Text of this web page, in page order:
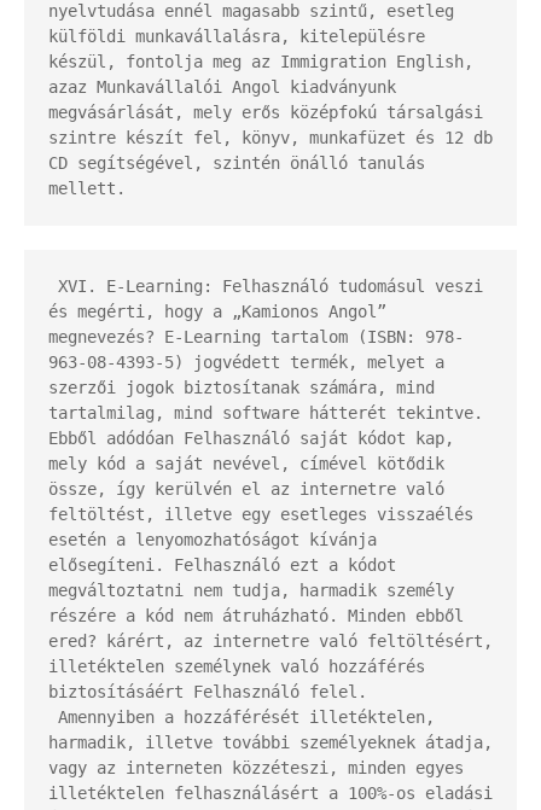
nyelvtudása ennél magasabb szintű, esetleg
külföldi munkavállalásra, kitelepülésre
készül, fontolja meg az Immigration English,
azaz Munkavállalói Angol kiadványunk
megvásárlását, mely erős középfokú társalgási
szintre készít fel, könyv, munkafüzet és 12 db
CD segítségével, szintén önálló tanulás
mellett.
és megérti, hogy a „Kamionos Angol”
megnevezés? E-Learning tartalom (ISBN: 978-
963-08-4393-5) jogvédett termék, melyet a
szerzői jogok biztosítanak számára, mind
tartalmilag, mind software hátterét tekintve.
Ebből adódóan Felhasználó saját kódot kap,
mely kód a saját nevével, címével kötődik
össze, így kerülvén el az internetre való
feltöltést, illetve egy esetleges visszaélés
esetén a lenyomozhatóságot kívánja
elősegíteni. Felhasználó ezt a kódot
megváltoztatni nem tudja, harmadik személy
részére a kód nem átruházható. Minden ebből
ered? kárért, az internetre való feltöltésért,
illetéktelen személynek való hozzáférés
biztosításáért Felhasználó felel.
harmadik, illetve további személyeknek átadja,
vagy az interneten közzéteszi, minden egyes
illetéktelen felhasználásért a 100%-os eladási